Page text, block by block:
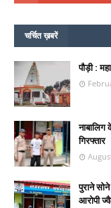
चर्चित ख़बरें
पौड़ी :
गिरफ्तार
पुराने
आरोपी